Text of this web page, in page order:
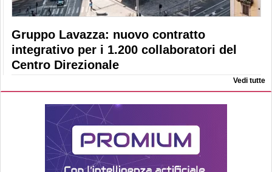
Gruppo Lavazza: nuovo contratto
integrativo per i 1.200 collaboratori del
Centro Direzionale
Vedi tutte